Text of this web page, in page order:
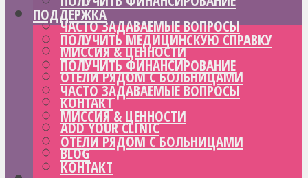
ЧАСТО ЗАДАВАЕМЫЕ ВОПРОСЫ
МИССИЯ & ЦЕННОСТИ
ОТЕЛИ РЯДОМ С БОЛЬНИЦАМИ
КОНТАКТ
ADD YOUR CLINIC
BLOG
ПОДДЕРЖКА
ПОЛУЧИТЬ МЕДИЦИНСКУЮ СПРАВКУ
ПОЛУЧИТЬ ФИНАНСИРОВАНИЕ
ЧАСТО ЗАДАВАЕМЫЕ ВОПРОСЫ
МИССИЯ & ЦЕННОСТИ
ОТЕЛИ РЯДОМ С БОЛЬНИЦАМИ
КОНТАКТ